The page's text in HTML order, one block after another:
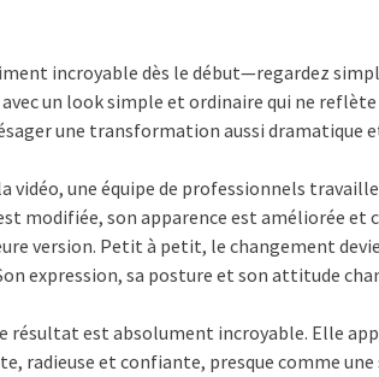
incroyable dès le début—regardez
un look simple et ordinaire qui ne
une transformation aussi dramatique
vidéo, une équipe de professionnels
modifiée, son apparence est améliorée
version. Petit à petit, le changement
expression, sa posture et son attitude
résultat est absolument incroyable. Elle
radieuse et confiante, presque comme